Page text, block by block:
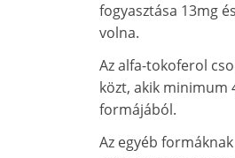
fogyasztása 13mg
volna.
Az alfa-tokoferol
közt, akik minimum
formájából.
Az egyéb